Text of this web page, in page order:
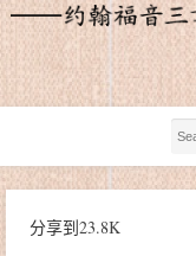
分享到23.8K